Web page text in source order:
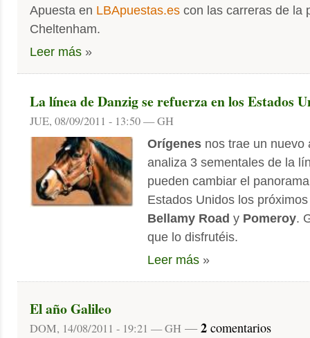
Apuesta en LBApuestas.es con las carreras de la
Cheltenham.
Leer más »
La línea de Danzig se refuerza en los Estados
JUE, 08/09/2011 - 13:50 — GH
Orígenes nos trae un nuevo
analiza 3 sementales de la
pueden cambiar el
Estados Unidos los
Bellamy Road y Pomeroy.
que lo disfrutéis.
Leer más »
El año Galileo
DOM, 14/08/2011 - 19:21 — GH —2 comentarios